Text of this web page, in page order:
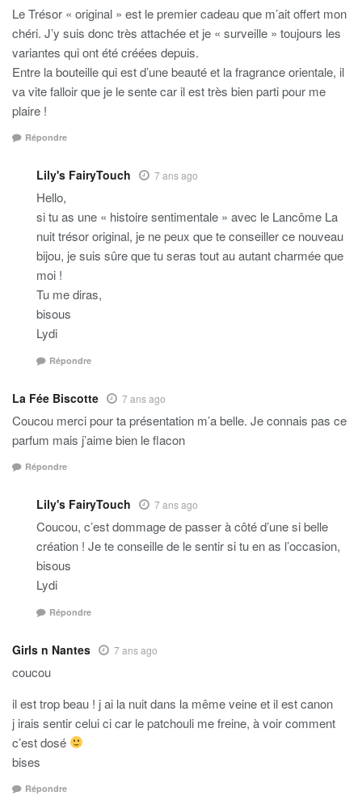
Le Trésor « original » est le premier cadeau que m’ait offert mon
chéri. J’y suis donc très attachée et je « surveille » toujours les
variantes qui ont été créées depuis.
Entre la bouteille qui est d’une beauté et la fragrance orientale, il
va vite falloir que je le sente car il est très bien parti pour me
plaire !
Répondre
Lily's FairyTouch 7 ans ago
Hello,
si tu as une « histoire sentimentale » avec le Lancôme La
nuit trésor original, je ne peux que te conseiller ce nouveau
bijou, je suis sûre que tu seras tout au autant charmée que
moi !
Tu me diras,
bisous
Lydi
Répondre
La Fée Biscotte 7 ans ago
Coucou merci pour ta présentation m’a belle. Je connais pas ce
parfum mais j’aime bien le flacon
Répondre
Lily's FairyTouch 7 ans ago
Coucou, c’est dommage de passer à côté d’une si belle
création ! Je te conseille de le sentir si tu en as l’occasion,
bisous
Lydi
Répondre
Girls n Nantes 7 ans ago
coucou
il est trop beau ! j ai la nuit dans la même veine et il est canon
j irais sentir celui ci car le patchouli me freine, à voir comment
c’est dosé
bises
Répondre